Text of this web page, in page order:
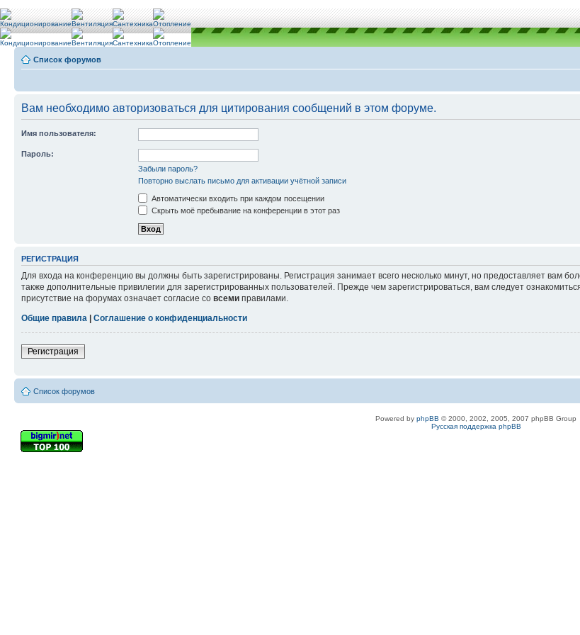
Список форумов
Вам необходимо авторизоваться для цитирования сообщений в этом форуме.
Имя пользователя:
Пароль:
Забыли пароль?
Повторно выслать письмо для активации учётной записи
Автоматически входить при каждом посещении
Скрыть моё пребывание на конференции в этот раз
РЕГИСТРАЦИЯ
Для входа на конференцию вы должны быть зарегистрированы. Регистрация занимает всего несколько минут, но предоставляет вам
также дополнительные привилегии для зарегистрированных пользователей. Прежде чем зарегистрироваться, вам следует
присутствие на форумах означает согласие со всеми правилами.
Общие правила | Соглашение о конфиденциальности
Регистрация
Список форумов
Powered by phpBB © 2000, 2002, 2005, 2007 phpBB Group
Русская поддержка phpBB